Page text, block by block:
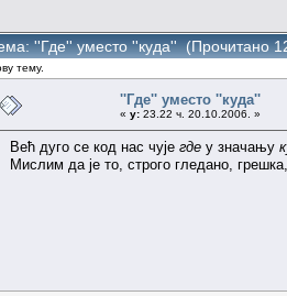
''Где'' уместо ''куда'' (Прочитано
тему.
''Где'' уместо ''куда''
« у: 23.22 ч. 20.10.2006. »
Већ дуго се код нас чује где у значању
Мислим да је то, строго гледано,